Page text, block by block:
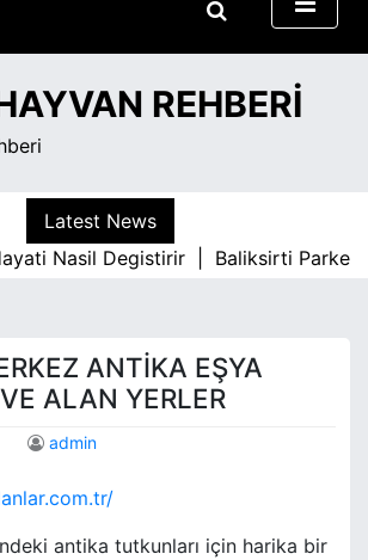
REHBERI
Latest News
Nasil Degistirir |Baliksirti Parke İle
ANTIKA EŞYA
ALAN YERLER
admin
antika tutkunları için harika bir